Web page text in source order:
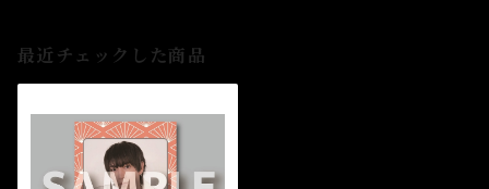
最近チェックした商品